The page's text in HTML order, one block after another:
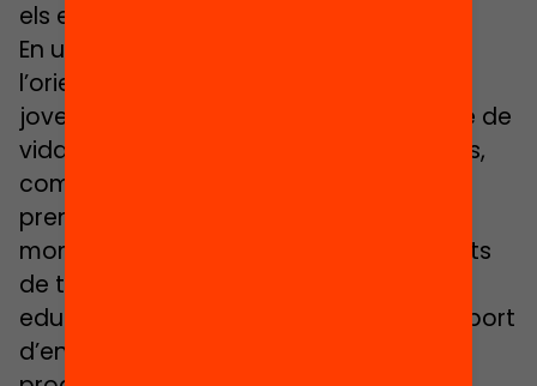
els estudis de forma més prematura.
En un sentit general, l’objectiu de
l’orientació és precisament que tots els
joves puguin emprendre el seu projecte de
vida professional amb els coneixements,
competències i eines necessàries per
prendre les millors decisions en cada
moment i, especialment, en els moments
de transició. A Catalunya, els centres
educatius, de vegades recolzats pel suport
d’entitats socials o en el marc de